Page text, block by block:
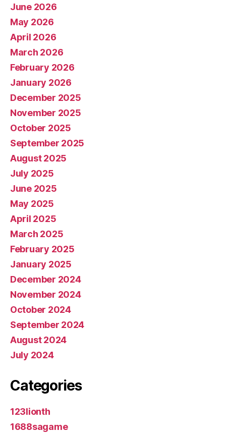
June 2026
May 2026
April 2026
March 2026
February 2026
January 2026
December 2025
November 2025
October 2025
September 2025
August 2025
July 2025
June 2025
May 2025
April 2025
March 2025
February 2025
January 2025
December 2024
November 2024
October 2024
September 2024
August 2024
July 2024
Categories
123lionth
1688sagame